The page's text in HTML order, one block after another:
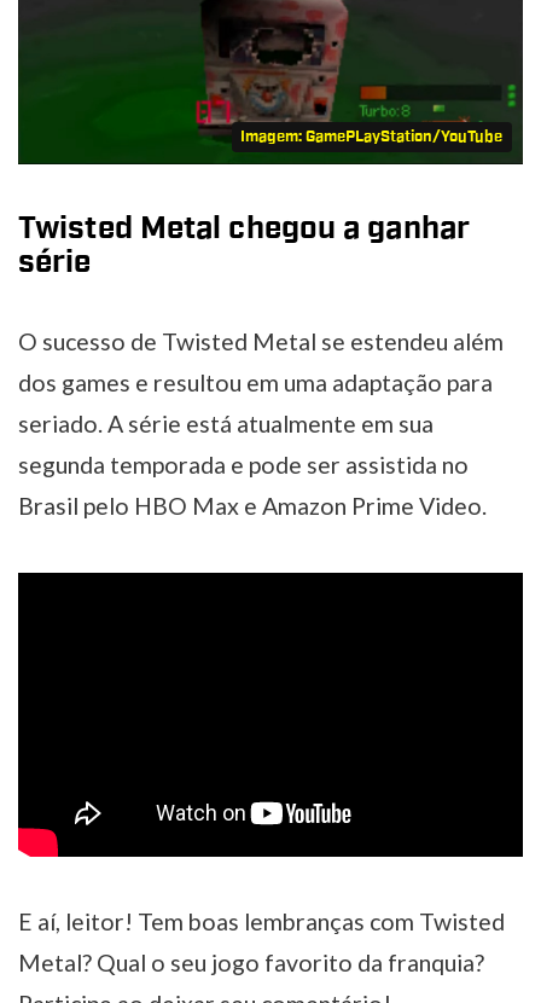
Imagem: GamePLayStation/YouTube
Twisted Metal chegou a ganhar
série
O sucesso de Twisted Metal se estendeu além
dos games e resultou em uma adaptação para
seriado. A série está atualmente em sua
segunda temporada e pode ser assistida no
Brasil pelo HBO Max e Amazon Prime Video.
E aí, leitor! Tem boas lembranças com Twisted
Metal? Qual o seu jogo favorito da franquia?